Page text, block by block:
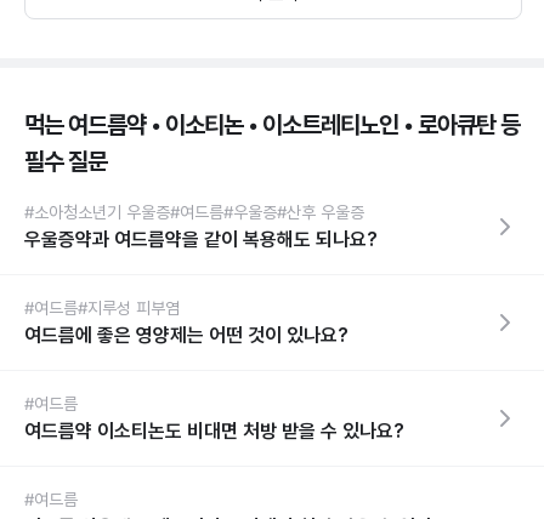
먹는 여드름약 • 이소티논 • 이소트레티노인 • 로아큐탄 등
필수 질문
#소아청소년기 우울증#여드름#우울증#산후 우울증
우울증약과 여드름약을 같이 복용해도 되나요?
#여드름#지루성 피부염
여드름에 좋은 영양제는 어떤 것이 있나요?
#여드름
여드름약 이소티논도 비대면 처방 받을 수 있나요?
#여드름